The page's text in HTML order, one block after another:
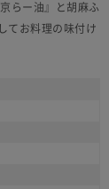
らー油』と胡麻ふ
てお料理の味付け